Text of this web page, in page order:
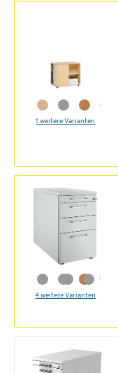
1 weitere Varianten
4 weitere Varianten